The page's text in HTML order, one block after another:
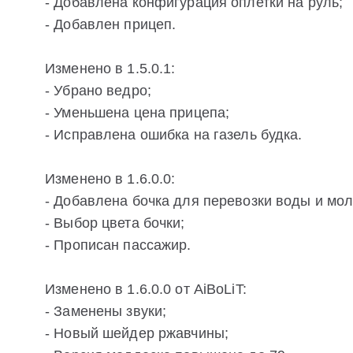
- Добавлен прицеп.
Изменено в 1.5.0.1:
- Убрано ведро;
- Уменьшена цена прицепа;
- Исправлена ошибка на газель будка.
Изменено в 1.6.0.0:
- Добавлена бочка для перевозки воды и
- Выбор цвета бочки;
- Прописан пассажир.
Изменено в 1.6.0.0 от AiBoLiT:
- Заменены звуки;
- Новый шейдер ржавчины;